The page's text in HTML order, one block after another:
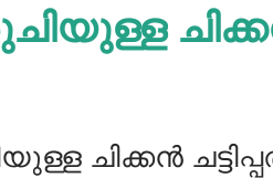
ചിക്കൻ
ചിക്കൻ